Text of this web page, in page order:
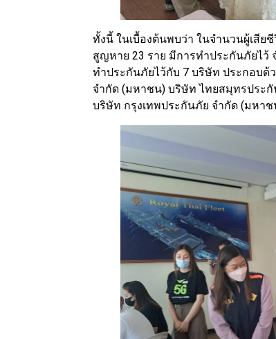
ทั้งนี้ ในเบื้องต้นพบว่า ในจำนวนผู้เสีย
สูญหาย 23 ราย มีการทำประกันภัยไว้
ทำประกันภัยไว้กับ 7 บริษัท ประกอบด้
จำกัด (มหาชน) บริษัท ไทยสมุทรประ
บริษัท กรุงเทพประกันภัย จำกัด (มหา